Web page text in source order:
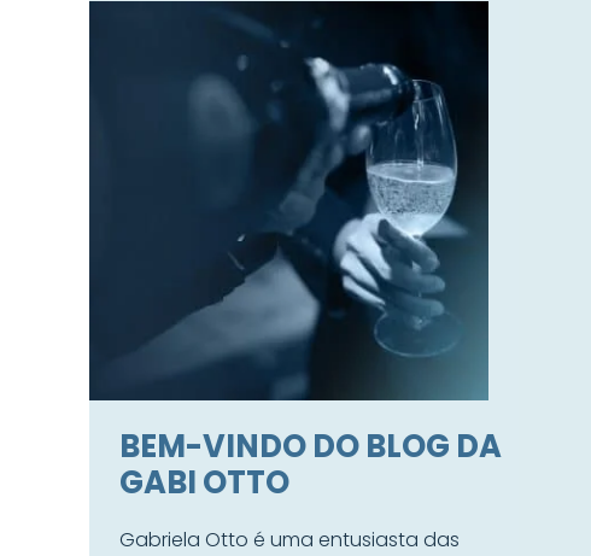
BEM-VINDO DO BLOG DA
GABI OTTO
Gabriela Otto é uma entusiasta das